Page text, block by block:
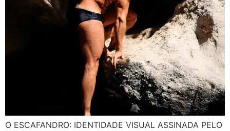
O ESCAFANDRO: IDENTIDADE VISUAL ASSINADA PELO